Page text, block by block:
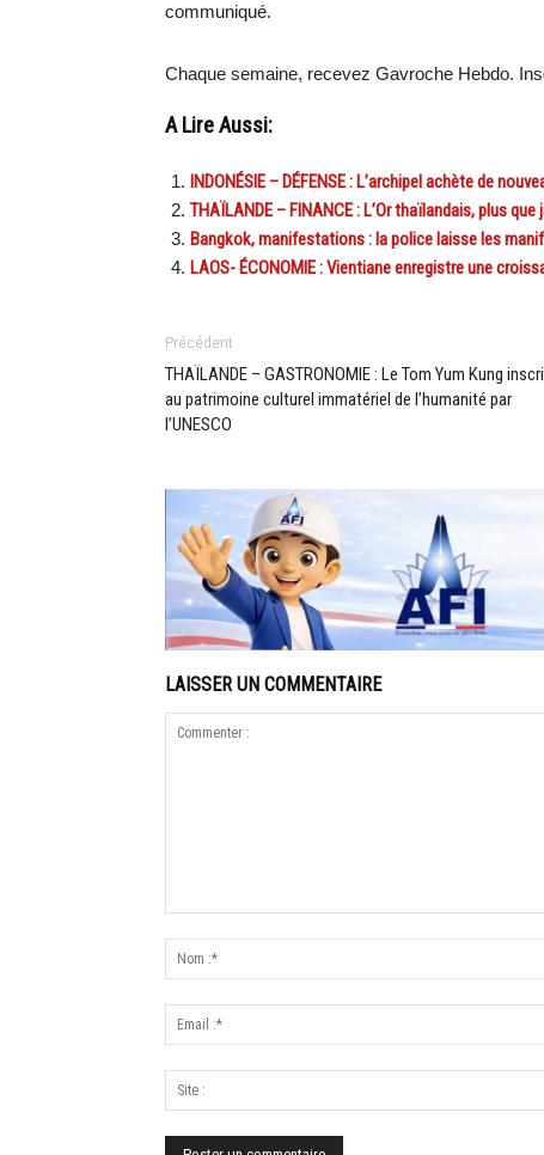
communiqué.
Chaque semaine, recevez Gavroche Hebdo.
A Lire Aussi:
INDONÉSIE – DÉFENSE : L’archipel achète de
THAÏLANDE – FINANCE : L’Or thaïlandais, plus
Bangkok, manifestations : la police laisse les
LAOS- ÉCONOMIE : Vientiane enregistre une
Précédent
THAÏLANDE – GASTRONOMIE : Le Tom Yum Kung
au patrimoine culturel immatériel de l’humanité par
l’UNESCO
LAISSER UN COMMENTAIRE